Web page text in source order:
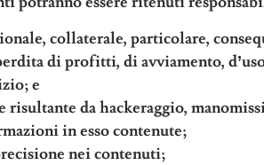
collaterale, particolare,
di profitti, di avviamento,
e
da hackeraggio,
in esso contenute;
nei contenuti;